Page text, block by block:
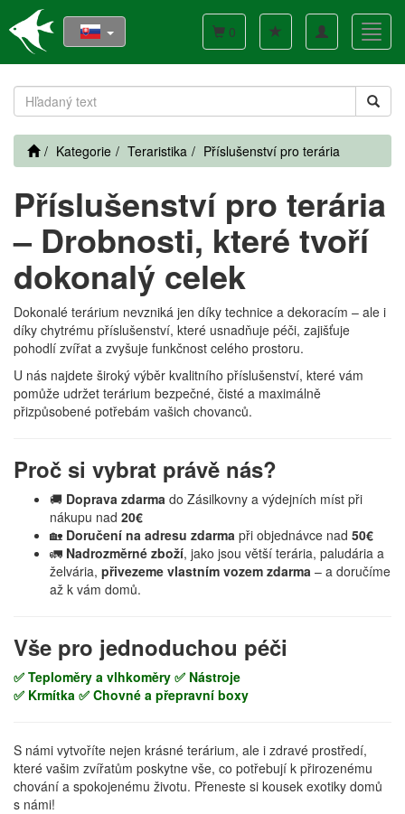
Toggle
navigation
0
Kategorie Teraristika Příslušenství pro terária
Příslušenství pro terária
– Drobnosti, které tvoří
dokonalý celek
Dokonalé terárium nevzniká jen díky technice a dekoracím – ale i
díky chytrému příslušenství, které usnadňuje péči, zajišťuje
pohodlí zvířat a zvyšuje funkčnost celého prostoru.
U nás najdete široký výběr kvalitního příslušenství, které vám
pomůže udržet terárium bezpečné, čisté a maximálně
přizpůsobené potřebám vašich chovanců.
Proč si vybrat právě nás?
🚚 Doprava zdarma do Zásilkovny a výdejních míst při
nákupu nad 20€
🏡 Doručení na adresu zdarma při objednávce nad 50€
🚛 Nadrozměrné zboží, jako jsou větší terária, paludária a
želvária, přivezeme vlastním vozem zdarma – a doručíme
až k vám domů.
Vše pro jednoduchou péči
✅ Teploměry a vlhkoměry ✅ Nástroje
✅ Krmítka ✅ Chovné a přepravní boxy
S námi vytvoříte nejen krásné terárium, ale i zdravé prostředí,
které vašim zvířatům poskytne vše, co potřebují k přirozenému
chování a spokojenému životu. Přeneste si kousek exotiky domů
s námi!